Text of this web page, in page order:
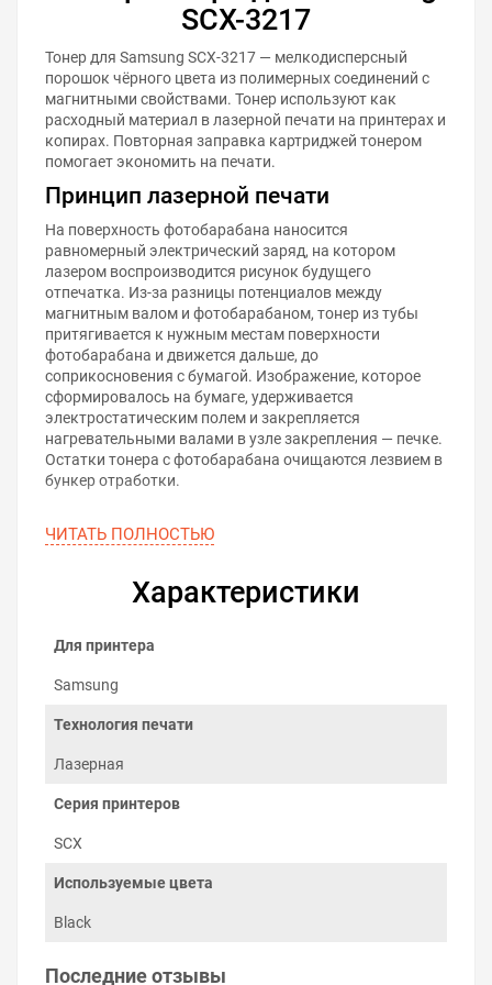
SCX-3217
Тонер для Samsung SCX-3217 — мелкодисперсный
порошок чёрного цвета из полимерных соединений с
магнитными свойствами. Тонер используют как
расходный материал в лазерной печати на принтерах и
копирах. Повторная заправка картриджей тонером
помогает экономить на печати.
Принцип лазерной печати
На поверхность фотобарабана наносится
равномерный электрический заряд, на котором
лазером воспроизводится рисунок будущего
отпечатка. Из-за разницы потенциалов между
магнитным валом и фотобарабаном, тонер из тубы
притягивается к нужным местам поверхности
фотобарабана и движется дальше, до
соприкосновения с бумагой. Изображение, которое
сформировалось на бумаге, удерживается
электростатическим полем и закрепляется
нагревательными валами в узле закрепления — печке.
Остатки тонера с фотобарабана очищаются лезвием в
бункер отработки.
порошком, который расходуется при печати. Через
ЧИТАТЬ ПОЛНОСТЬЮ
Характеристики
Для принтера
Samsung
Технология печати
Лазерная
Серия принтеров
SCX
Используемые цвета
Black
Последние отзывы